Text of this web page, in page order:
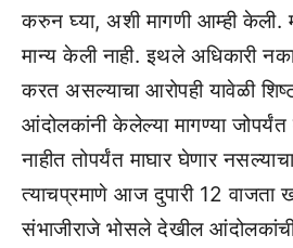
करुन घ्या, अशी मागणी आम्ही केली.
मान्य केली नाही. इथले अधिकारी
करत असल्याचा आरोपही यावेळी
आंदोलकांनी केलेल्या मागण्या जोपर्यंत
नाहीत तोपर्यंत माघार घेणार
त्याचप्रमाणे आज दुपारी 12 वाजता
संभाजीराजे भोसले देखील